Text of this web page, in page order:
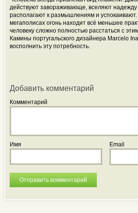
действуют завораживающе, вселяют
располагают к размышлениям и
мегаполисах огонь находит всё меньшее
человеку сложно полностью расстаться с
Камины португальского дизайнера Marcelo
восполнить эту потребность.
Добавить комментарий
Комментарий
Имя Email